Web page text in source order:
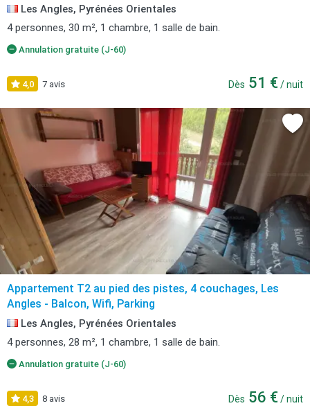
Les Angles, Pyrénées Orientales
4 personnes, 30 m², 1 chambre, 1 salle de bain.
Annulation gratuite (J-60)
4,0 7 avis Dès 51 € / nuit
Appartement T2 au pied des pistes, 4 couchages, Les
Angles - Balcon, Wifi, Parking
Les Angles, Pyrénées Orientales
4 personnes, 28 m², 1 chambre, 1 salle de bain.
Annulation gratuite (J-60)
4,3 8 avis Dès 56 € / nuit